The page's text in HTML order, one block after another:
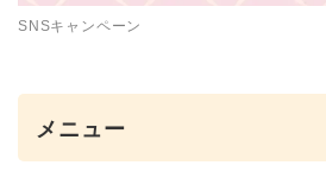
SNSキャンペーン
メニュー